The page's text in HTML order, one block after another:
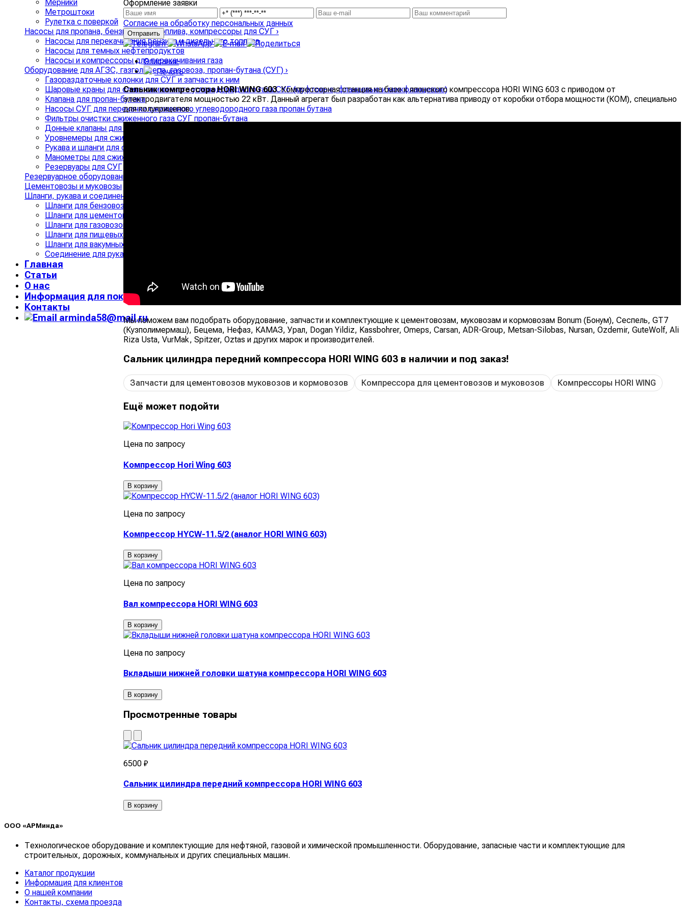
Мерники
Метроштоки
Рулетка с поверкой
Насосы для пропана, бензина и дизтоплива, компрессоры для СУГ ›
Насосы для перекачивания бензина и дизельного топлива
Насосы для темных нефтепродуктов
Насосы и компрессоры для перекачивания газа
Оборудование для АГЗС, газгольдера, газовоза, пропан-бутана (СУГ) ›
Газораздаточные колонки для СУГ и запчасти к ним
Шаровые краны для слива сжиженного углеводородного газа СУГ (муфтовые, фланцевые и межфланцевые)
Клапана для пропан-бутана
Насосы СУГ для перекачки сжиженного углеводородного газа пропан бутана
Фильтры очистки сжиженного газа СУГ пропан-бутана
Донные клапаны для СУГ
Уровнемеры для сжиженного газа и индикаторы уровня СУГ
Рукава и шланги для сжиженного углеводородного газа СУГ
Манометры для сжиженного газа СУГ и сигнализаторы утечки и уровня загазованности СУГ
Резервуары для СУГ
Резервуарное оборудование для АЗС и Нефтебаз
Цементовозы и муковозы
Шланги, рукава и соединения
Шланги для бензовозов и топливозаправщиков
Шланги для цементовозов, кормовозов, материаловозов
Шланги для газовозов
Шланги для пищевых жидкостей и кислот
Шланги для вакумных и ассенизаторских машин
Соединение для рукавов
Главная
Статьи
О нас
Информация для покупателя
Контакты
arminda58@mail.ru
Оформление заявки
Согласие на обработку персональных данных
Описание
Печать
Сальник компрессора HORI WING 603. Компрессорная станция на базе к японского компрессора HORI WING 603 с приводом от
электродвигателя мощностью 22 кВт. Данный агрегат был разработан как альтернатива приводу от коробки отбора мощности (КОМ), специально
для полуприцепов.
Мы поможем вам подобрать оборудование, запчасти и комплектующие к цементовозам, муковозам и кормовозам Bonum (Бонум), Сеспель, GT7
(Кузполимермаш), Бецема, Нефаз, КАМАЗ, Урал, Dogan Yildiz, Kassbohrer, Omeps, Carsan, ADR-Group, Metsan-Silobas, Nursan, Ozdemir, GuteWolf, Ali
Riza Usta, VurMak, Spitzer, Oztas и других марок и производителей.
Сальник цилиндра передний компрессора HORI WING 603 в наличии и под заказ!
Запчасти для цементовозов муковозов и кормовозов Компрессора для цементовозов и муковозов Компрессоры HORI WING
Ещё может подойти
Цена по запросу
Компрессор Hori Wing 603
В корзину
Цена по запросу
Компрессор HYCW-11.5/2 (аналог HORI WING 603)
В корзину
Цена по запросу
Вал компрессора HORI WING 603
В корзину
Цена по запросу
Вкладыши нижней головки шатуна компрессора HORI WING 603
В корзину
Просмотренные товары
6500 ₽
Сальник цилиндра передний компрессора HORI WING 603
В корзину
ООО «АРМинда»
Технологическое оборудование и комплектующие для нефтяной, газовой и химической промышленности. Оборудование, запасные части и комплектующие для
строительных, дорожных, коммунальных и других специальных машин.
Каталог продукции
Информация для клиентов
О нашей компании
Контакты, схема проезда